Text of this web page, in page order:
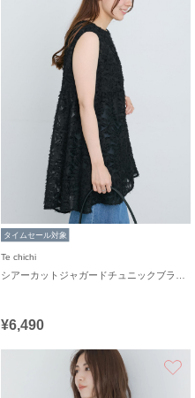
タイムセール対象
Te chichi
¥6,490